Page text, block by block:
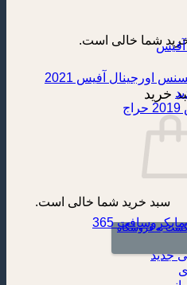
شما خالی است.
خرید
سبد خرید شما خالی است.
به فروشگاه
آفیس
اورجینال آفیس 2021
365